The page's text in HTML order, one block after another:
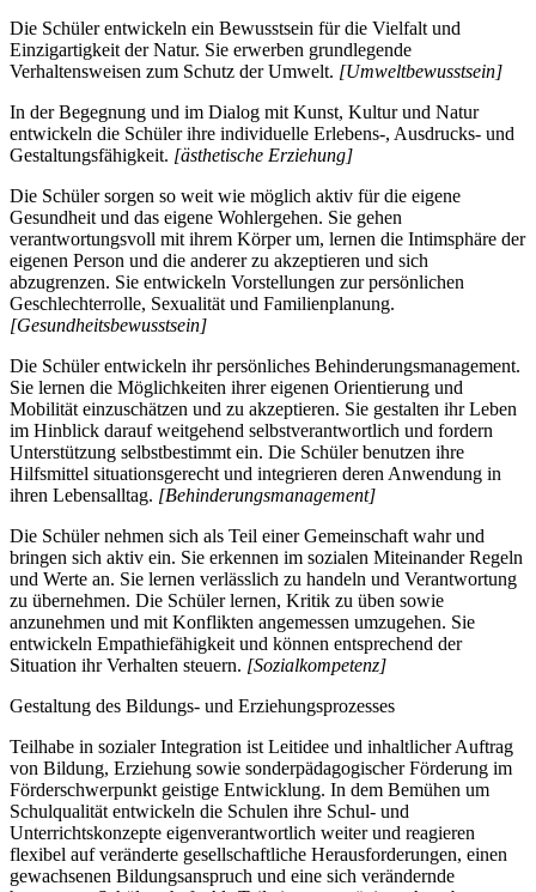
Die Schüler entwickeln ein Bewusstsein für die Vielfalt und
Einzigartigkeit der Natur. Sie erwerben grundlegende
Verhaltensweisen zum Schutz der Umwelt. [Umweltbewusstsein]
In der Begegnung und im Dialog mit Kunst, Kultur und Natur
entwickeln die Schüler ihre individuelle Erlebens-, Ausdrucks- und
Gestaltungsfähigkeit. [ästhetische Erziehung]
Die Schüler sorgen so weit wie möglich aktiv für die eigene
Gesundheit und das eigene Wohlergehen. Sie gehen
verantwortungsvoll mit ihrem Körper um, lernen die Intimsphäre der
eigenen Person und die anderer zu akzeptieren und sich
abzugrenzen. Sie entwickeln Vorstellungen zur persönlichen
Geschlechterrolle, Sexualität und Familienplanung.
[Gesundheitsbewusstsein]
Die Schüler entwickeln ihr persönliches Behinderungsmanagement.
Sie lernen die Möglichkeiten ihrer eigenen Orientierung und
Mobilität einzuschätzen und zu akzeptieren. Sie gestalten ihr Leben
im Hinblick darauf weitgehend selbstverantwortlich und fordern
Unterstützung selbstbestimmt ein. Die Schüler benutzen ihre
Hilfsmittel situationsgerecht und integrieren deren Anwendung in
ihren Lebensalltag. [Behinderungsmanagement]
Die Schüler nehmen sich als Teil einer Gemeinschaft wahr und
bringen sich aktiv ein. Sie erkennen im sozialen Miteinander Regeln
und Werte an. Sie lernen verlässlich zu handeln und Verantwortung
zu übernehmen. Die Schüler lernen, Kritik zu üben sowie
anzunehmen und mit Konflikten angemessen umzugehen. Sie
entwickeln Empathiefähigkeit und können entsprechend der
Situation ihr Verhalten steuern. [Sozialkompetenz]
Gestaltung des Bildungs- und Erziehungsprozesses
Teilhabe in sozialer Integration ist Leitidee und inhaltlicher Auftrag
von Bildung, Erziehung sowie sonderpädagogischer Förderung im
Förderschwerpunkt geistige Entwicklung. In dem Bemühen um
Schulqualität entwickeln die Schulen ihre Schul- und
Unterrichtskonzepte eigenverantwortlich weiter und reagieren
flexibel auf veränderte gesellschaftliche Herausforderungen, einen
gewachsenen Bildungsanspruch und eine sich verändernde